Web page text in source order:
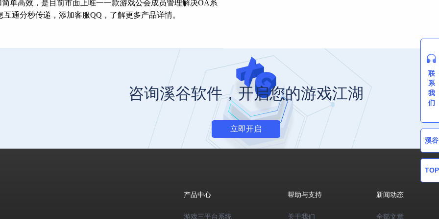
单高效，是目前市面上唯一一款游戏公会成员管理解决OA系
通分秒传递，添加客服QQ，了解更多产品详情。
咨询溪谷软件，开启您的游戏江湖
立即开启
产品中心
游戏三平台系统
帮助与支持
关于我们
新闻动态
全部文章
联
系
我
们
溪谷
TOP